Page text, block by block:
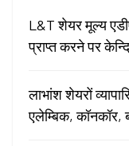
L&T शेयर मूल्य
प्राप्त करने पर
लाभांश शेयरों
एलेम्बिक,